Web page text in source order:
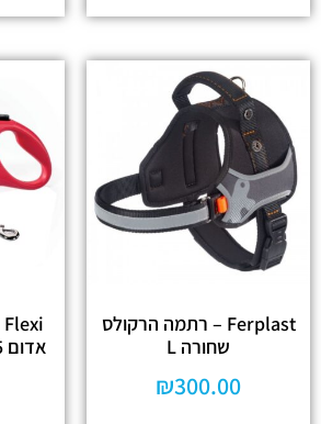
Ferplast – רתמה הרקולס
שחורה L
₪300.00
אדום 5 מטר עד 50 ק"ג L